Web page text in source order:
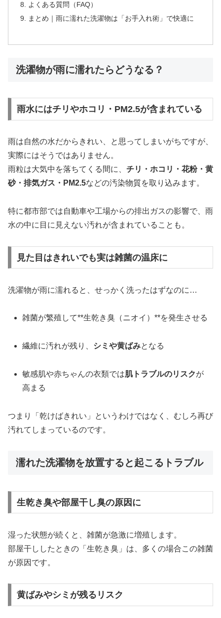
よくある質問（FAQ）
まとめ｜雨に濡れた洗濯物は「お手入れ術」で快適に
洗濯物が雨に濡れたらどうなる？
雨水にはチリやホコリ・PM2.5が含まれている
雨は自然の水だからきれい、と思ってしまいがちですが、
実際にはそうではありません。
雨粒は大気中を落ちてくる間に、 チリ・ホコリ・花粉・黄
砂・排気ガス・PM2.5などの汚染物質を取り込みます。
特に都市部では自動車や工場からの排出ガスの影響で、雨
水の中に目に見えない汚れが含まれていることも。
見た目はきれいでも実は雑菌の温床に
洗濯物が雨に濡れると、せっかく洗ったはずなのに…
雑菌が繁殖して**生乾き臭（ニオイ）**を発生させる
繊維に汚れが残り、 シミや黄ばみとなる
敏感肌や赤ちゃんの衣類では肌トラブルのリスクが
高まる
つまり「乾けばきれい」というわけではなく、むしろ再び
汚れてしまっているのです。
濡れた洗濯物を放置すると起こるトラブル
生乾き臭や部屋干し臭の原因に
湿った状態が続くと、雑菌が急激に増殖します。
部屋干ししたときの「生乾き臭」は、多くの場合この雑菌
が原因です。
黄ばみやシミが残るリスク